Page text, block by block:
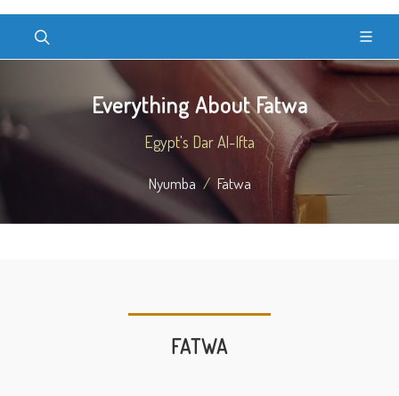
Everything About Fatwa
Egypt's Dar Al-Ifta
Nyumba Fatwa
FATWA